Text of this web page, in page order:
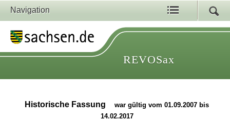
Navigation
REVOSax
Historische Fassung
war gültig vom 01.09.2007 bis
14.02.2017